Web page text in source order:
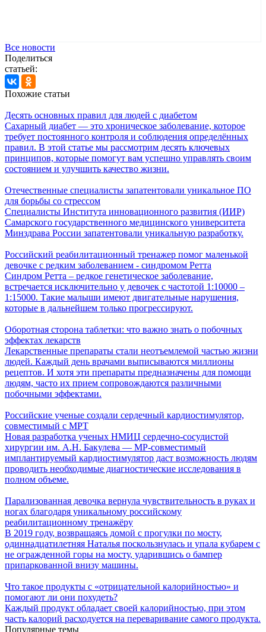
Все новости
Поделиться
статьей:
Похожие статьи
Десять основных правил для людей с диабетом
Сахарный диабет — это хроническое заболевание, которое
требует постоянного контроля и соблюдения определённых
правил. В этой статье мы рассмотрим десять ключевых
принципов, которые помогут вам успешно управлять своим
состоянием и улучшить качество жизни.
Отечественные специалисты запатентовали уникальное ПО
для борьбы со стрессом
Специалисты Института инновационного развития (ИИР)
Самарского государственного медицинского университета
Минздрава России запатентовали уникальную разработку.
Российский реабилитационный тренажер помог маленькой
девочке с редким заболеванием - синдромом Ретта
Синдром Ретта – редкое генетическое заболевание,
встречается исключительно у девочек с частотой 1:10000 –
1:15000. Такие малыши имеют двигательные нарушения,
которые в дальнейшем только прогрессируют.
Оборотная сторона таблетки: что важно знать о побочных
эффектах лекарств
Лекарственные препараты стали неотъемлемой частью жизни
людей. Каждый день врачами выписываются миллионы
рецептов. И хотя эти препараты предназначены для помощи
людям, часто их прием сопровождаются различными
побочными эффектами.
Российские ученые создали сердечный кардиостимулятор,
совместимый с МРТ
Новая разработка ученых НМИЦ сердечно-сосудистой
хирургии им. А.Н. Бакулева — МР-совместимый
имплантируемый кардиостимулятор даст возможность людям
проводить необходимые диагностические исследования в
полном объеме.
Парализованная девочка вернула чувствительность в руках и
ногах благодаря уникальному российскому
реабилитационному тренажёру
В 2019 году, возвращаясь домой с прогулки по мосту,
одиннадцатилетняя Наталья поскользнулась и упала кубарем с
не огражденной горы на мосту, ударившись о бампер
припаркованной внизу машины.
Что такое продукты с «отрицательной калорийностью» и
помогают ли они похудеть?
Каждый продукт обладает своей калорийностью, при этом
часть калорий расходуется на переваривание самого продукта.
Популярные темы